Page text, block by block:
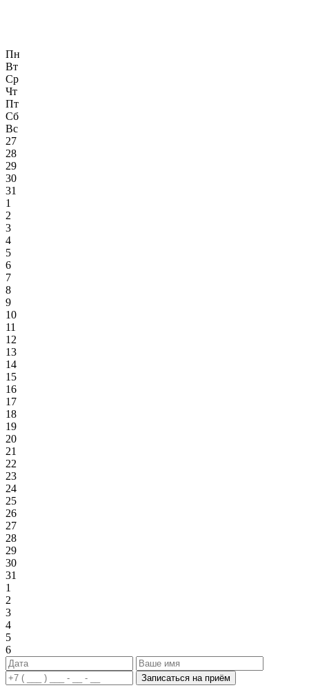
Пн
Вт
Ср
Чт
Пт
Сб
Вс
27
28
29
30
31
1
2
3
4
5
6
7
8
9
10
11
12
13
14
15
16
17
18
19
20
21
22
23
24
25
26
27
28
29
30
31
1
2
3
4
5
6
Записаться на приём